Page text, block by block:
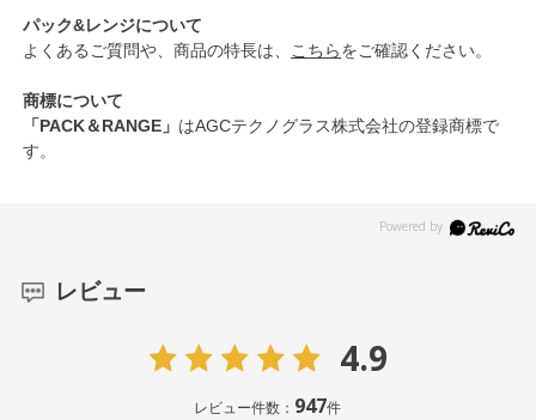
パック&レンジについて
よくあるご質問や、商品の特長は、 こちらをご確認ください。
商標について
「PACK＆RANGE」 はAGCテクノグラス株式会社の登録商標で
す。
レビュー
4.9
レビュー件数： 947件